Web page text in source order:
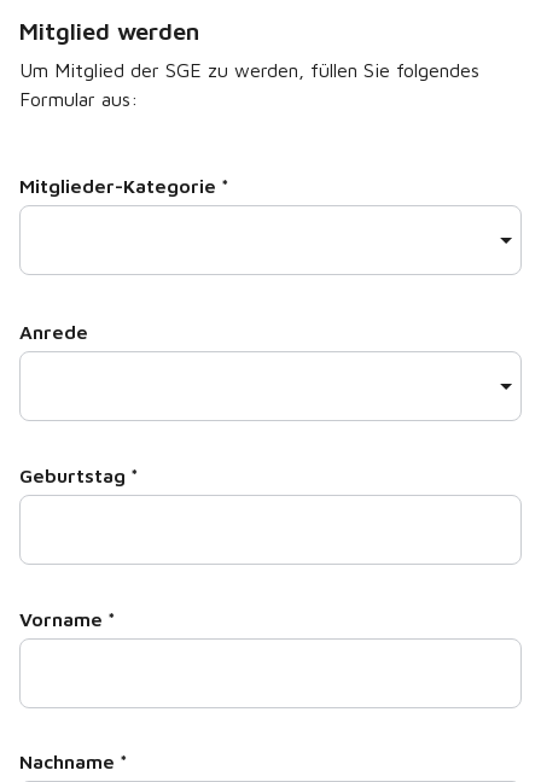
Mitglied werden
Um Mitglied der SGE zu werden, füllen Sie folgendes
Formular aus:
Mitglieder-Kategorie *
Anrede
Geburtstag *
Vorname *
Nachname *